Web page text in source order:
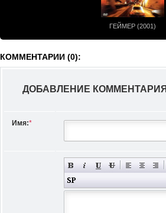
ГЕЙМЕР (2001)
КОММЕНТАРИИ (0):
ДОБАВЛЕНИЕ КОММЕНТАРИЯ
Имя:*